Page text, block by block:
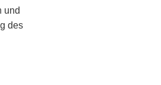
und
des